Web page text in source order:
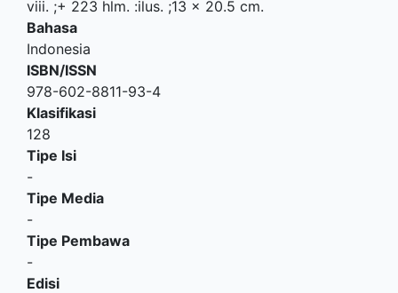
viii. ;+ 223 hlm. :ilus. ;13 x 20.5 cm.
Bahasa
Indonesia
ISBN/ISSN
978-602-8811-93-4
Klasifikasi
128
Tipe Isi
-
Tipe Media
-
Tipe Pembawa
-
Edisi